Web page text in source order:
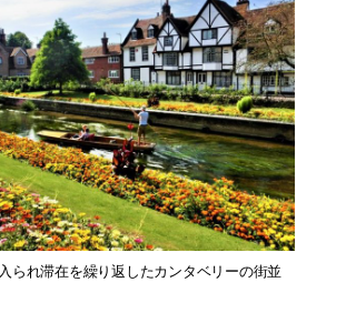
られ滞在を繰り返したカンタベリーの街並